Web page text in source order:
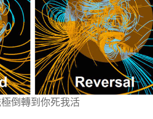
倒轉到你死我活